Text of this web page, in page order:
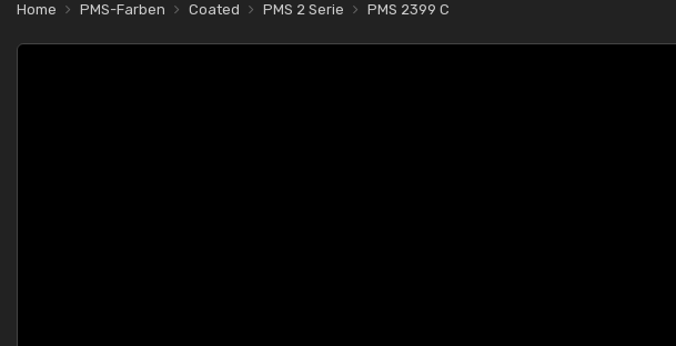
Home PMS-Farben Coated PMS 2 Serie PMS 2399 C